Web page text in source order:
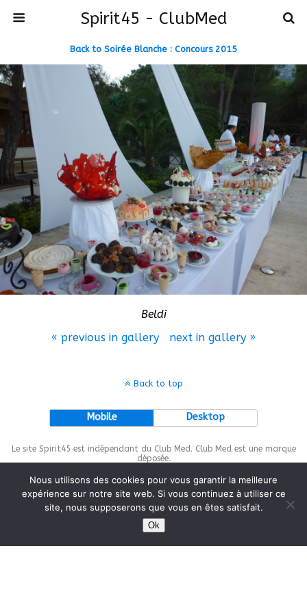
Spirit45 - ClubMed
Back to Soirée Blanche : Concours 2015
Beldi
« previous in gallery
next in gallery »
Back to top
Mobile Desktop
Le site Spirit45 est indépendant du Club Med. Club Med est une marque
déposée.
This site is protected bywp-copyrightpro.com
Nous utilisons des cookies pour vous garantir la meilleure
expérience sur notre site web. Si vous continuez à utiliser ce
site, nous supposerons que vous en êtes satisfait.
Ok